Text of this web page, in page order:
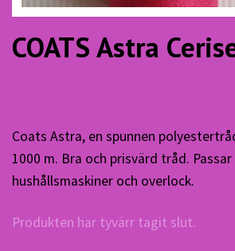
COATS Astra
Coats Astra, en spunnen
1000 m. Bra och prisvärd tråd.
hushållsmaskiner och overlock.
Produkten har tyvärr tagit slut.